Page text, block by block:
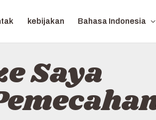
kebijakan Bahasa Indonesia
Saya